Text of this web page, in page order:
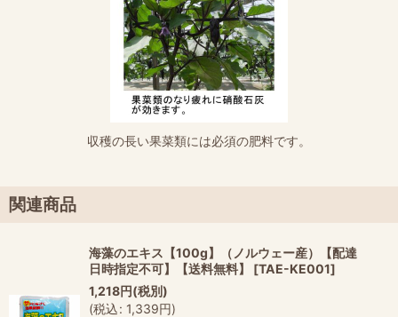
収穫の長い果菜類には必須の肥料です。
関連商品
海藻のエキス【100g】（ノルウェー産）【配達
日時指定不可】【送料無料】
[TAE-KE001]
1,218円(税別)
(税込: 1,339円)